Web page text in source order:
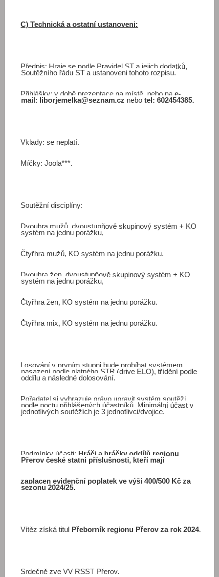
C) Technická a ostatní ustanoveni:
Předpis: Hraje se podle Pravidel ST a jejich dodatků,
Soutěžního řádu ST a ustanoveni tohoto rozpisu.
Přihlášky: v době prezentace na místě, nebo nae-
mail: liborjemelka@seznam.cz nebotel: 602454385.
Vklady: se neplatí.
Míčky: Joola***.
Soutěžní disciplíny:
Dvouhra mužů, dvoustupňově skupinový systém + KO
systém na jednu porážku,
Čtyřhra mužů, KO systém na jednu porážku.
Dvouhra žen, dvoustupňově skupinový systém + KO
systém na jednu porážku,
Čtyřhra žen, KO systém na jednu porážku.
Čtyřhra mix, KO systém na jednu porážku.
Losování v prvním stupni bude probíhat systémem
nasazení podle platného STR (drive ELO), třídění podle
oddílu a následné dolosování.
Pořadatel si vyhrazuje právo upravit systém soutěži
podle poctu přihlášených účastníků. Minimální účast v
jednotlivých soutěžích je 3 jednotlivci/dvojice.
Podmínky účasti: Hráči a hráčky oddílů regionu
Přerov české statni příslušnosti, kteří mají
zaplacen evidenční poplatek ve výši 400/500 Kč za
sezonu 2024/25.
Vítěz získá titul Přeborník regionu Přerov za rok 2024.
Srdečně zve VV RSST Přerov.